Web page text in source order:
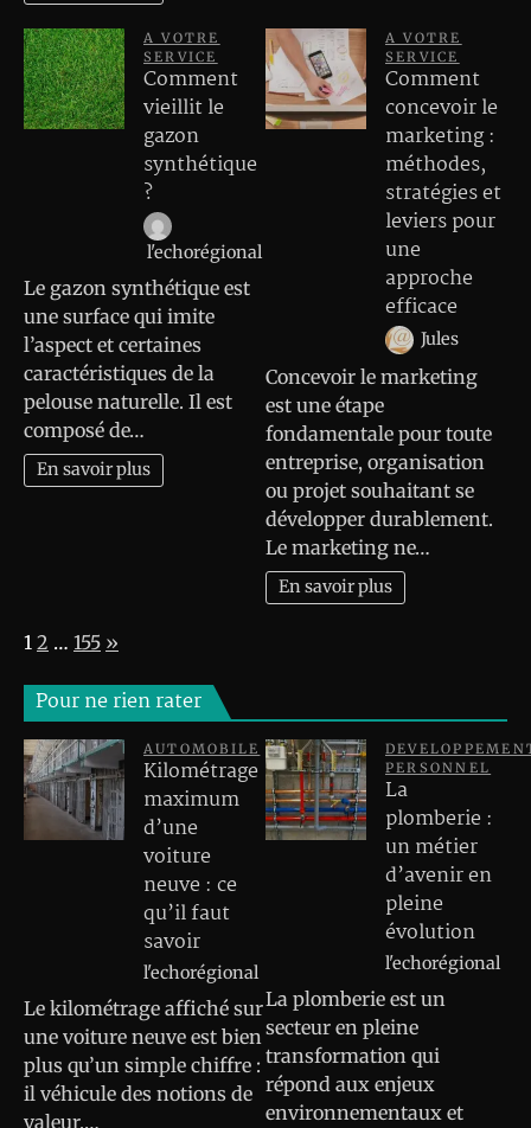
A VOTRE
SERVICE
Comment
vieillit le
gazon
synthétique
?
l'echorégional
Le gazon synthétique est
une surface qui imite
l’aspect et certaines
caractéristiques de la
pelouse naturelle. Il est
composé de…
En savoir plus
A VOTRE
SERVICE
Comment
concevoir le
marketing :
méthodes,
stratégies et
leviers pour
une
approche
efficace
Jules
Concevoir le marketing
est une étape
fondamentale pour toute
entreprise, organisation
ou projet souhaitant se
développer durablement.
Le marketing ne…
En savoir plus
Page:
1 2 … 155 Next
»
Pour ne rien rater
AUTOMOBILE
Kilométrage
maximum
d’une
voiture
neuve : ce
qu’il faut
savoir
l'echorégional
Le kilométrage affiché sur
une voiture neuve est bien
plus qu’un simple chiffre :
il véhicule des notions de
valeur,…
PERSONNEL
La
plomberie :
un métier
d’avenir en
pleine
évolution
l'echorégional
La plomberie est un
secteur en pleine
transformation qui
répond aux enjeux
environnementaux et